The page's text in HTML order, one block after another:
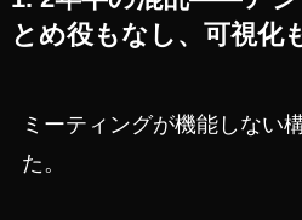
とめ役もなし、可視化
ミーティングが機能しない
た。